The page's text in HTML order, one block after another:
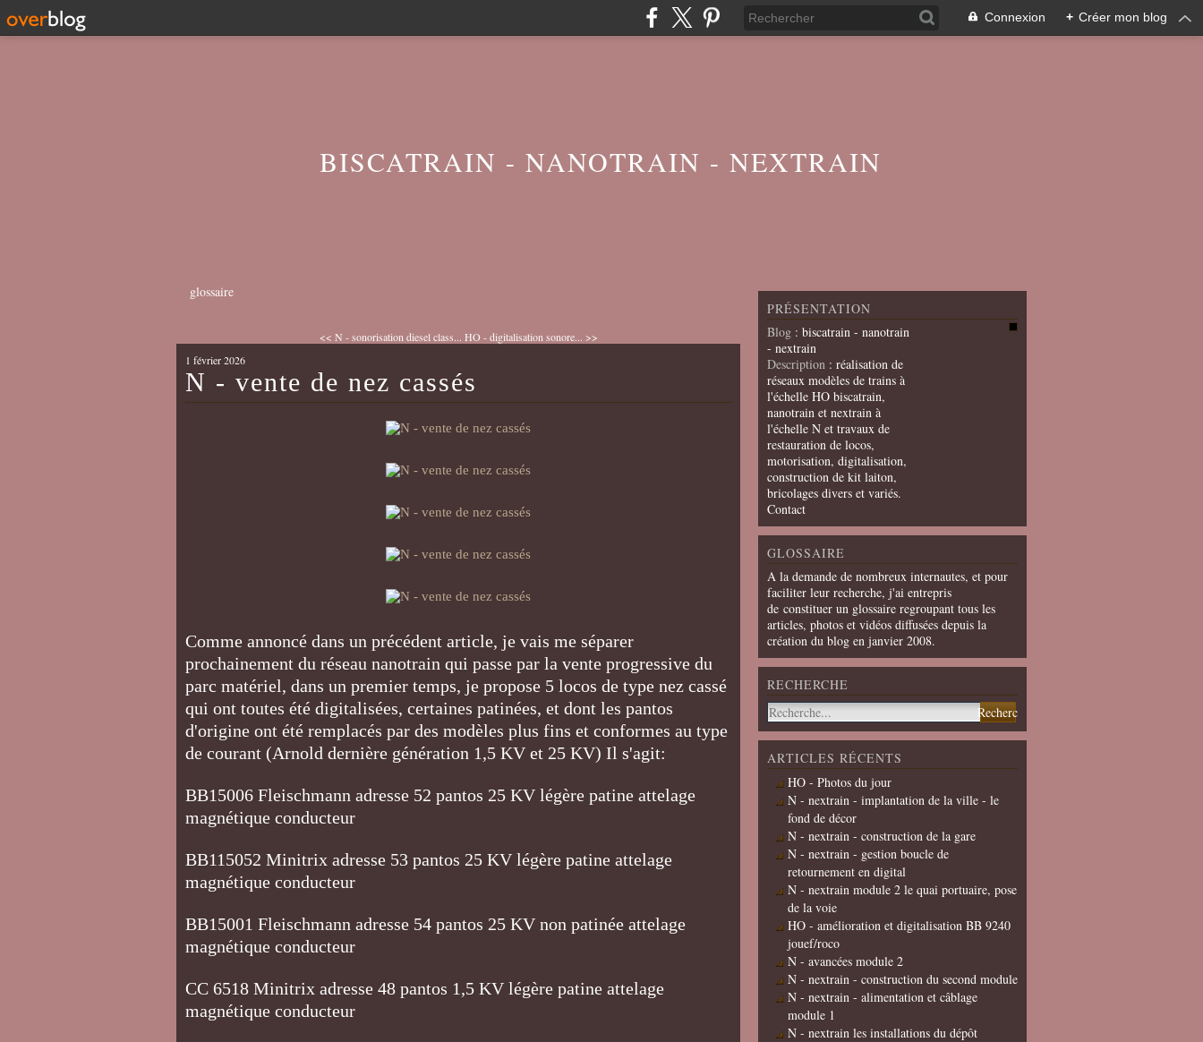
Connexion + Créer mon blog
BISCATRAIN - NANOTRAIN - NEXTRAIN
glossaire
<< N - sonorisation diesel class... HO - digitalisation sonore... >>
1 février 2026
N - vente de nez cassés
Comme annoncé dans un précédent article, je vais me séparer
prochainement du réseau nanotrain qui passe par la vente progressive du
parc matériel, dans un premier temps, je propose 5 locos de type nez cassé
qui ont toutes été digitalisées, certaines patinées, et dont les pantos
d'origine ont été remplacés par des modèles plus fins et conformes au type
de courant (Arnold dernière génération 1,5 KV et 25 KV) Il s'agit:
BB15006 Fleischmann adresse 52 pantos 25 KV légère patine attelage
magnétique conducteur
BB115052 Minitrix adresse 53 pantos 25 KV légère patine attelage
magnétique conducteur
BB15001 Fleischmann adresse 54 pantos 25 KV non patinée attelage
magnétique conducteur
CC 6518 Minitrix adresse 48 pantos 1,5 KV légère patine attelage
magnétique conducteur
PRÉSENTATION
Blog : biscatrain - nanotrain
- nextrain
Description : réalisation de
réseaux modèles de trains à
l'échelle HO biscatrain,
nanotrain et nextrain à
l'échelle N et travaux de
restauration de locos,
motorisation, digitalisation,
construction de kit laiton,
bricolages divers et variés.
Contact
GLOSSAIRE
A la demande de nombreux internautes, et pour
faciliter leur recherche, j'ai entrepris
de constituer un glossaire regroupant tous les
articles, photos et vidéos diffusées depuis la
création du blog en janvier 2008.
RECHERCHE
ARTICLES RÉCENTS
HO - Photos du jour
N - nextrain - implantation de la ville - le
fond de décor
N - nextrain - construction de la gare
N - nextrain - gestion boucle de
retournement en digital
N - nextrain module 2 le quai portuaire, pose
de la voie
HO - amélioration et digitalisation BB 9240
jouef/roco
N - avancées module 2
N - nextrain - construction du second module
N - nextrain - alimentation et câblage
module 1
N - nextrain les installations du dépôt